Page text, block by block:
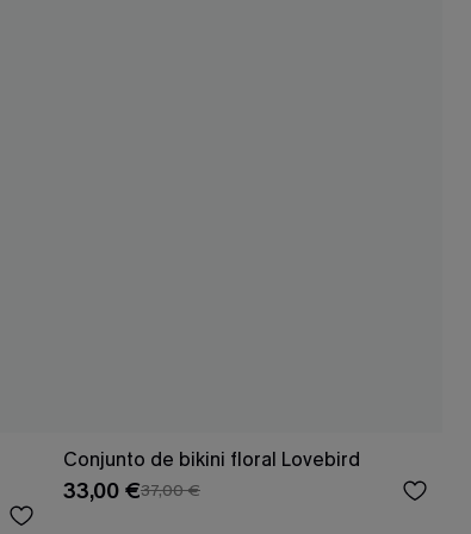
Conjunto de bikini floral Lovebird
33,00 €37,00 €